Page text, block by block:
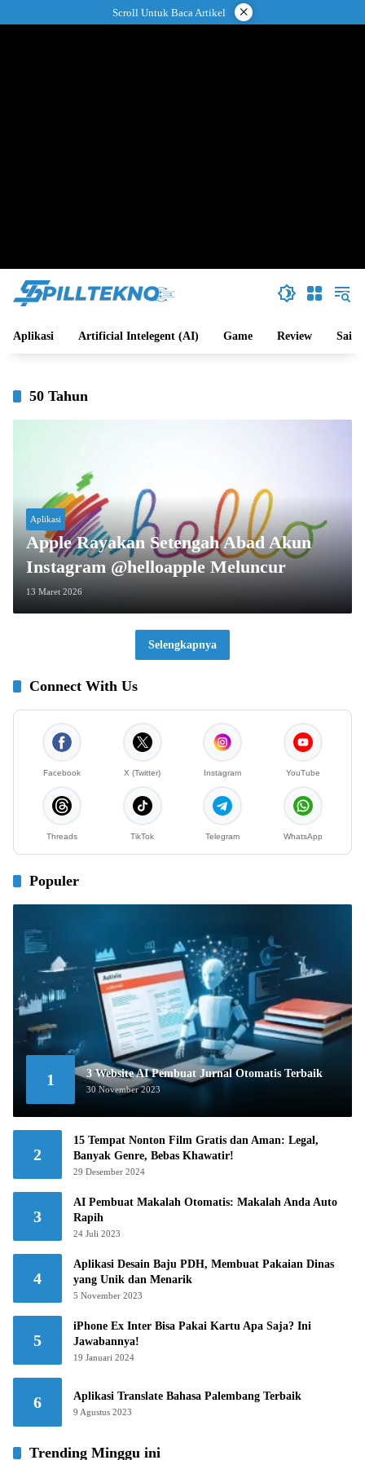
ke
Scroll Untuk Baca Artikel ×
Aplikasi Artificial Intelegent (AI) Game Review Sains
50 Tahun
Aplikasi
Apple Rayakan Setengah Abad Akun
Instagram @helloapple Meluncur
13 Maret 2026
Selengkapnya
Connect With Us
Facebook X (Twitter) Instagram YouTube
Threads TikTok Telegram WhatsApp
Populer
1 3 Website AI Pembuat Jurnal Otomatis Terbaik
30 November 2023
2
15 Tempat Nonton Film Gratis dan Aman: Legal,
Banyak Genre, Bebas Khawatir!
29 Desember 2024
3
AI Pembuat Makalah Otomatis: Makalah Anda Auto
Rapih
24 Juli 2023
4
Aplikasi Desain Baju PDH, Membuat Pakaian Dinas
yang Unik dan Menarik
5 November 2023
5
iPhone Ex Inter Bisa Pakai Kartu Apa Saja? Ini
Jawabannya!
19 Januari 2024
6 Aplikasi Translate Bahasa Palembang Terbaik
9 Agustus 2023
Trending Minggu ini